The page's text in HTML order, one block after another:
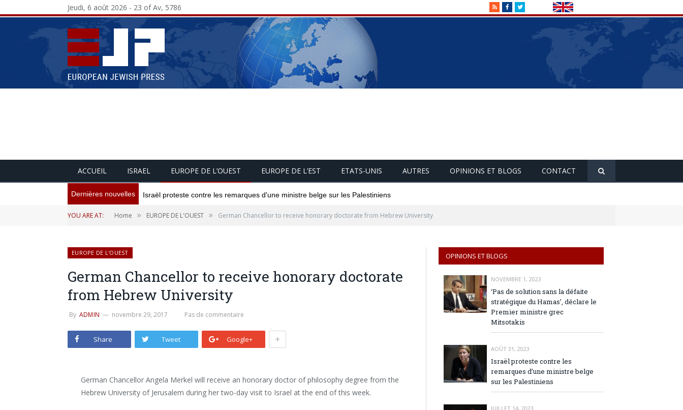
RSSFacebookTwitter
Jeudi, 6 août 2026 - 23 of Av, 5786
ACCUEIL ISRAEL EUROPE DE L’OUEST EUROPE DE L’EST ETATS-UNIS AUTRES OPINIONS ET BLOGS CONTACT
Dernières nouvelles Israël proteste contre les remarques d'une ministre belge sur les Palestiniens
YOU ARE AT: Home » EUROPE DE L'OUEST » German Chancellor to receive honorary doctorate from Hebrew University
EUROPE DE L'OUEST
German Chancellor to receive honorary doctorate
from Hebrew University
By ADMIN novembre 29, 2017 Pas de commentaire
Share Tweet Google+ +
German Chancellor Angela Merkel will receive an honorary doctor of philosophy degree from the
Hebrew University of Jerusalem during her two-day visit to Israel at the end of this week.
OPINIONS ET BLOGS
NOVEMBRE 1, 2023
‘Pas de solution sans la défaite
stratégique du Hamas’, déclare le
Premier ministre grec
Mitsotakis
AOÛT 31, 2023
Israël proteste contre les
remarques d’une ministre belge
sur les Palestiniens
JUILLET 14, 2023